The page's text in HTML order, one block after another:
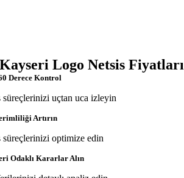
Kayseri Logo Netsis Fiyatları
Derece Kontrol
süreçlerinizi uçtan uca izleyin
Artırın
süreçlerinizi optimize edin
Odaklı Kararlar Alın